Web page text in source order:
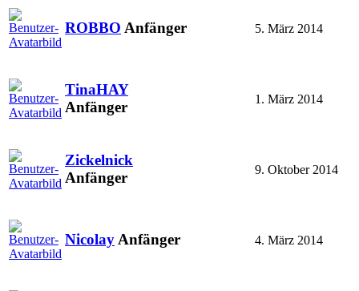
ROBBO Anfänger 5. März 2014
TinaHAY
Anfänger
1. März 2014
Zickelnick
Anfänger
9. Oktober 2014
NicolayAnfänger 4. März 2014